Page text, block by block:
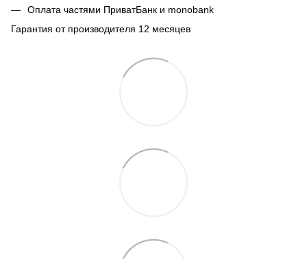
Оплата частями ПриватБанк и monobank
Гарантия от производителя 12 месяцев